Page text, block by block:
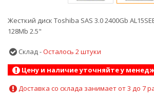
Жесткий диск Toshiba SAS 3.0 2400Gb
128Mb 2.5"
Склад -Осталось 2 штуки
Цену и наличие уточняйте у
Доставка со склада занимает от 3 до 7